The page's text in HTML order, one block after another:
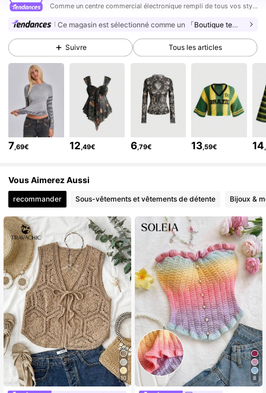
4,86 4.2M Suiveurs
4.2M Suiveurs
4.2M Suiveurs
4.2M Suiveurs
4.2M Suiveurs
Comme un centre commercial électronique rempli de tous vos styles sociaux préférés (enfin). Mettez de l'ordre dans votre esthétique avec les vêtements et la décoration ROMWE que vous avez vus - et aimés - en ligne, plus toutes les pièces dark pop dont vous ne saviez pas que vous aviez besoin.
Ce magasin est sélectionné comme un 「Boutique tendance」
Suivre Tous les articles
7,69€ 12,49€ 6,79€ 13,59€ 14
Vous Aimerez Aussi
recommander Sous-vêtements et vêtements de détente Bijoux &
10 8